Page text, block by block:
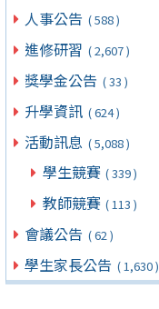
人事公告 ( 588 )
進修研習 ( 2,607 )
獎學金公告 ( 33 )
升學資訊 ( 624 )
活動訊息 ( 5,088 )
學生競賽 ( 339 )
教師競賽 ( 113 )
會議公告 ( 62 )
學生家長公告 ( 1,630 )